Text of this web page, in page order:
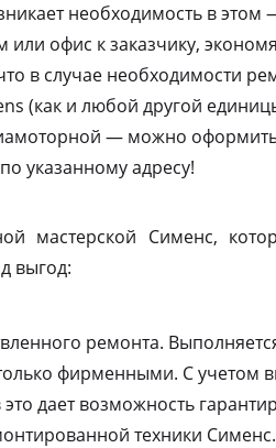
необходимость в
или офис к заказчику,
в случае необходимости
(как и любой другой
— можно
указанному адресу!
мастерской Сименс,
выгод:
ремонта.
фирменными. С учетом
дает возможность
техники Сименс.